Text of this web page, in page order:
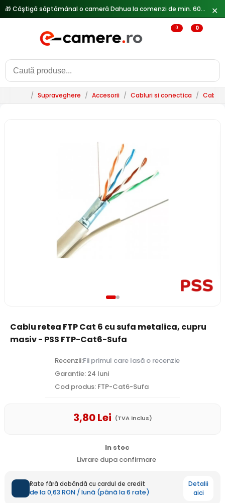
🎁 Câștigă săptămânal o cameră Dahua la comenzi de min. 600 lei — ✕
0 0
/ Supraveghere / Accesorii / Cabluri si conectica / Cabluri
Cablu retea FTP Cat 6 cu sufa metalica, cupru
masiv - PSS FTP-Cat6-Sufa
Recenzii:Fii primul care lasă o recenzie
Garantie: 24 luni
Cod produs: FTP-Cat6-Sufa
3,80Lei (TVA inclus)
In stoc
Livrare dupa confirmare
Rate fără dobândă cu cardul de credit
de la 0,63 RON / lună (până la 6 rate)
Detalii
aici